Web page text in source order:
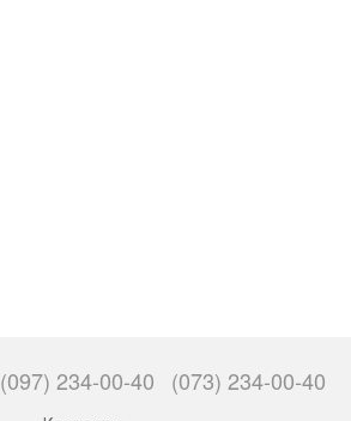
(097) 234-00-40 (073) 234-00-40